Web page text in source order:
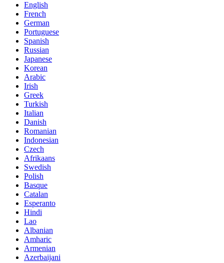
English
French
German
Portuguese
Spanish
Russian
Japanese
Korean
Arabic
Irish
Greek
Turkish
Italian
Danish
Romanian
Indonesian
Czech
Afrikaans
Swedish
Polish
Basque
Catalan
Esperanto
Hindi
Lao
Albanian
Amharic
Armenian
Azerbaijani